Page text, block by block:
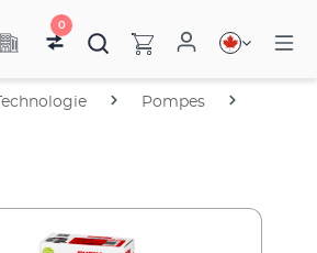
0
Technologie
Pompes